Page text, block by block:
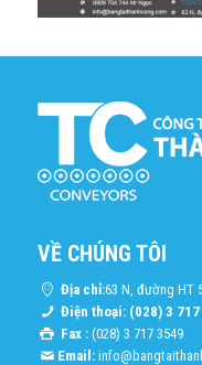
VỀ CHÚNG TÔI
Địa chỉ:63 N, đường HT
Điện thoại: (028) 3 717
Fax :(028) 3 717 3549
Email: